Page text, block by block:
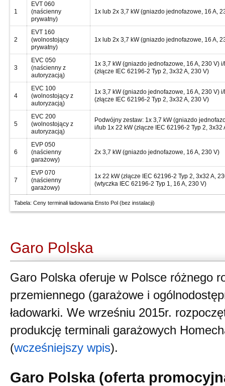
1
EVT 060
(naścienny
prywatny)
1x lub 2x 3,7 kW (gniazdo jednofazowe, 16 A,
2
EVT 160
(wolnostojący
prywatny)
1x lub 2x 3,7 kW (gniazdo jednofazowe, 16 A,
3
EVC 050
(naścienny z
autoryzacją)
1x 3,7 kW (gniazdo jednofazowe, 16 A, 230 V)
(złącze IEC 62196-2 Typ 2, 3x32 A, 230 V)
4
EVC 100
(wolnostojący z
autoryzacją)
1x 3,7 kW (gniazdo jednofazowe, 16 A, 230 V)
(złącze IEC 62196-2 Typ 2, 3x32 A, 230 V)
5
EVC 200
(wolnostojący z
autoryzacją)
Podwójny zestaw: 1x 3,7 kW (gniazdo
i/lub 1x 22 kW (złącze IEC 62196-2 Typ 2, 3x32
6
EVP 050
(naścienny
garażowy)
2x 3,7 kW (gniazdo jednofazowe, 16 A, 230 V)
7
EVP 070
(naścienny
garażowy)
1x 22 kW (złącze IEC 62196-2 Typ 2, 3x32 A,
(wtyczka IEC 62196-2 Typ 1, 16 A, 230 V)
Tabela: Ceny terminali ładowania Ensto Pol (bez instalacji)
Garo Polska
Garo Polska oferuje w Polsce różnego
przemiennego (garażowe i
ładowarki. We wrześniu 2015r.
produkcję terminali garażowych
(wcześniejszy wpis).
Garo Polska (oferta